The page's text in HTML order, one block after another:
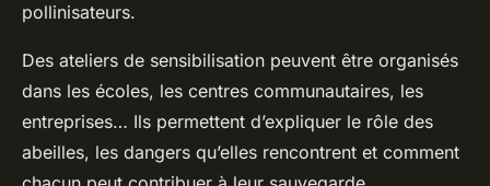
pollinisateurs.
Des ateliers de sensibilisation peuvent être organisés
dans les écoles, les centres communautaires, les
entreprises… Ils permettent d’expliquer le rôle des
abeilles, les dangers qu’elles rencontrent et comment